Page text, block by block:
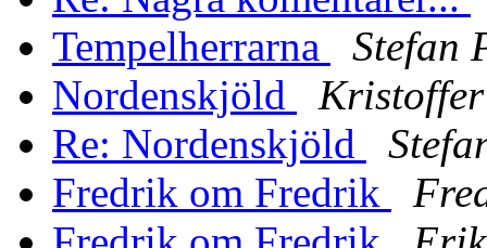
Tempelherrarna
Stefan
Nordenskjöld
Re: Nordenskjöld
Fredrik om Fredrik